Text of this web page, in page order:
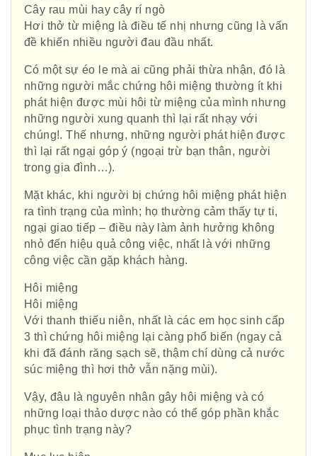
Cây rau mùi hay cây rí ngò
Hơi thở từ miệng là điều tế nhị nhưng cũng là vấn
đề khiến nhiều người đau đầu nhất.
Có một sự éo le mà ai cũng phải thừa nhận, đó là
những người mắc chứng hôi miệng thường ít khi
phát hiện được mùi hôi từ miệng của mình nhưng
những người xung quanh thì lại rất nhạy với
chúng!. Thế nhưng, những người phát hiện được
thì lại rất ngại góp ý (ngoại trừ bạn thân, người
trong gia đình…).
Mặt khác, khi người bị chứng hôi miệng phát hiện
ra tình trạng của mình; họ thường cảm thấy tự ti,
ngại giao tiếp – điều này làm ảnh hưởng không
nhỏ đến hiệu quả công việc, nhất là với những
công việc cần gặp khách hàng.
Hôi miệng
Hôi miệng
Với thanh thiếu niên, nhất là các em học sinh cấp
3 thì chứng hôi miệng lại càng phổ biến (ngay cả
khi đã đánh răng sạch sẽ, thậm chí dùng cả nước
súc miệng thì hơi thở vẫn nặng mùi).
Vậy, đâu là nguyên nhân gây hôi miệng và có
những loại thảo dược nào có thể góp phần khắc
phục tình trạng này?